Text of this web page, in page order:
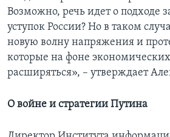
Возможно, речь идет о подходе
уступок России? Но в таком
новую волну напряжения и
которые на фоне
расширяться», – утверждает
О войне и стратегии Путина